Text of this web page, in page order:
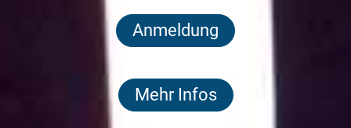
Anmeldung
Mehr Infos